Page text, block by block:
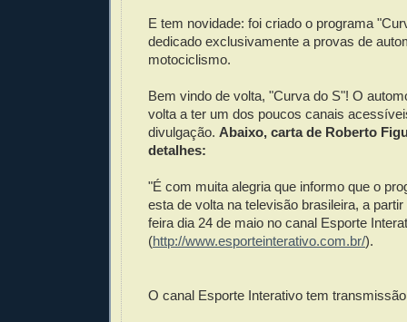
E tem novidade: foi criado o programa
dedicado exclusivamente a provas de
motociclismo.
Bem vindo de volta, "Curva do S"! O
volta a ter um dos poucos canais
divulgação. Abaixo, carta de Roberto
detalhes:
"É com muita alegria que informo que o
esta de volta na televisão brasileira, a
feira dia 24 de maio no canal Esporte
(http://www.esporteinterativo.com.br/).
O canal Esporte Interativo tem